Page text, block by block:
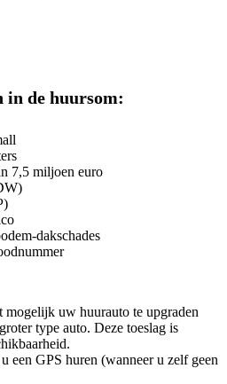
in de huursom:
7,5 miljoen euro
dakschades
mogelijk uw huurauto te upgraden
type auto. Deze toeslag is
een GPS huren (wanneer u zelf geen